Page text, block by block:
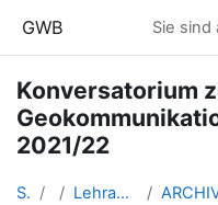
GWB Sie sind
Konversatorium
2021/22
Startseite Kurse Lehramtsausbildung GW im Cluster Österreich Mitte